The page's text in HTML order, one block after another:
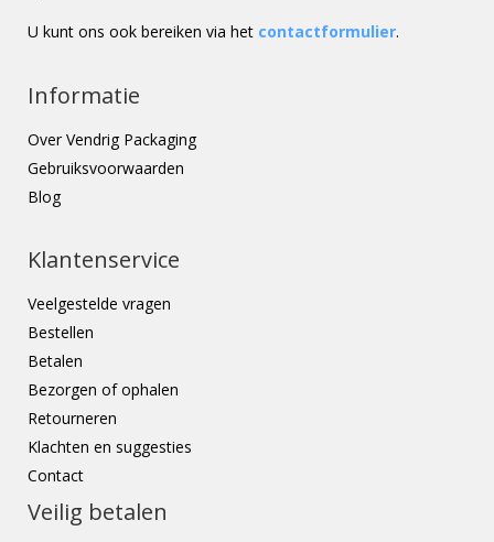
U kunt ons ook bereiken via het contactformulier.
Informatie
Over Vendrig Packaging
Gebruiksvoorwaarden
Blog
Klantenservice
Veelgestelde vragen
Bestellen
Betalen
Bezorgen of ophalen
Retourneren
Klachten en suggesties
Contact
Veilig betalen